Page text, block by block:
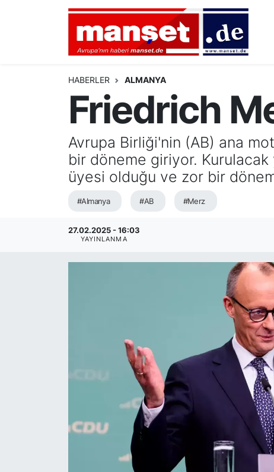
HABERLER ALMANYA
Friedrich
Avrupa Birliği'nin (AB) ana
bir döneme giriyor.
üyesi olduğu ve zor bir
#Almanya #AB #Merz
27.02.2025 - 16:03
YAYINLANMA
AVRUPA
ALMANYA
TÜRKİYE
HAMBURG
DEUTSCH
Nöbetçi Eczaneler
Hava Durumu
Namaz Vakitleri
Trafik Durumu
Puan Durumu ve Fikstür
Tüm Manşetler
Son Dakika Haberleri